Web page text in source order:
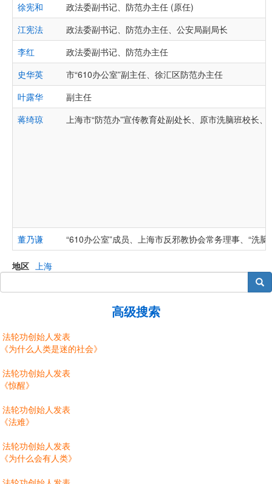
徐宪和
政法委副书记、防范办主任 (原任)
江宪法
政法委副书记、防范办主任、公安局副局长
李红
政法委副书记、防范办主任
史华英
市“610办公室”副主任、徐汇区防范办主任
叶露华
副主任
蒋绮琼
上海市“防范办”宣传教育处副处长、原市洗脑班校长
董乃谦 “610办公室”成员、上海市反邪教协会常务理事、“洗脑
地区 上海
搜索
高级搜索
法轮功创始人发表
《为什么人类是迷的社会》
法轮功创始人发表
《惊醒》
法轮功创始人发表
《法难》
法轮功创始人发表
《为什么会有人类》